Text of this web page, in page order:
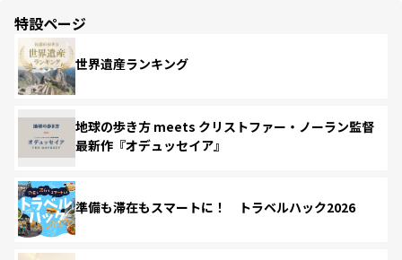
特設ページ
世界遺産ランキング
地球の歩き方 meets クリストファー・ノーラン監督
最新作『オデュッセイア』
準備も滞在もスマートに！ トラベルハック2026